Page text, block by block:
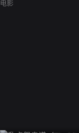
电影